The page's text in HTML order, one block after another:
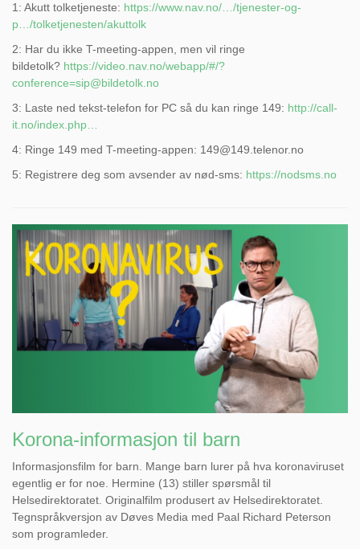
1: Akutt tolketjeneste: https://www.nav.no/…/tjenester-og-
p…/tolketjenesten/akuttolk
2: Har du ikke T-meeting-appen, men vil ringe
bildetolk? https://video.nav.no/webapp/#/?
conference=sip@bildetolk.no
3: Laste ned tekst-telefon for PC så du kan ringe 149: http://call-
it.no/index.php…
4: Ringe 149 med T-meeting-appen: 149@149.telenor.no
5: Registrere deg som avsender av nød-sms: https://nodsms.no
Korona-informasjon til barn
Informasjonsfilm for barn. Mange barn lurer på hva koronaviruset
egentlig er for noe. Hermine (13) stiller spørsmål til
Helsedirektoratet. Originalfilm produsert av Helsedirektoratet.
Tegnspråkversjon av Døves Media med Paal Richard Peterson
som programleder.